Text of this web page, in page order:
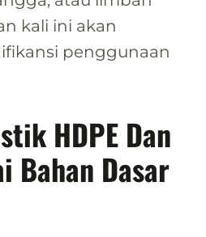
kali ini akan
penggunaan
HDPE Dan
Bahan Dasar